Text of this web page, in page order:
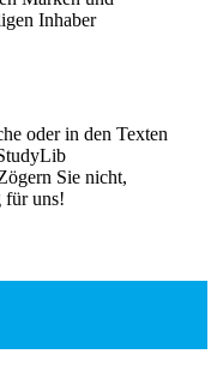
Inhaber
oder in den Texten
Sie nicht,
für uns!